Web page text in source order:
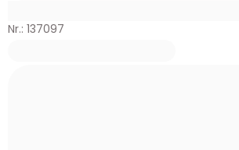
Nr.: 137097